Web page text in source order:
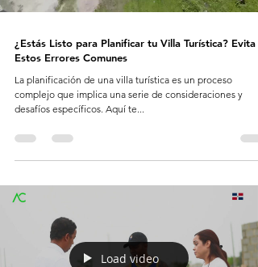
¿Estás Listo para Planificar tu Villa Turística? Evita
Estos Errores Comunes
La planificación de una villa turística es un proceso
complejo que implica una serie de consideraciones y
desafíos específicos. Aquí te...
Load video